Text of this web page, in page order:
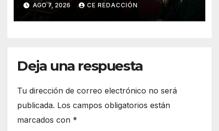
retirar el manejo del fuego
AGO 7, 2026 CE REDACCIÓN
Deja una respuesta
Tu dirección de correo electrónico no será
publicada. Los campos obligatorios están
marcados con *